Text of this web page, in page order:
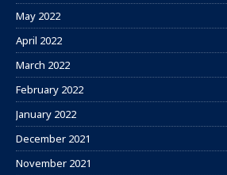
May 2022
April 2022
March 2022
February 2022
January 2022
December 2021
November 2021